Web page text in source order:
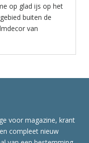
op glad ijs op het
buiten de
van
voor magazine, krant
compleet nieuw